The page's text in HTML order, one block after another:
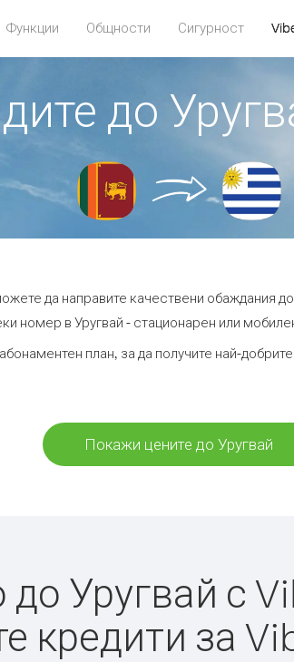
Функции Общности Сигурност
до
да направите качествени обаждания
номер в Уругвай - стационарен или
план, за да получите най-
Покажи цените до Уругвай
Уругвай с
кредити за